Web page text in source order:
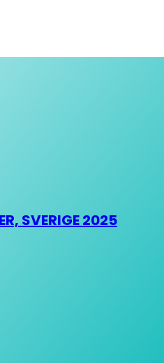
SVERIGE 2025